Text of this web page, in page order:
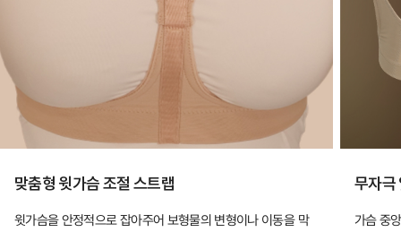
맞춤형 윗가슴 조절 스트랩
윗가슴을 안정적으로 잡아주어 보형물의 변형이나 이동을 막
무자극
가슴 중